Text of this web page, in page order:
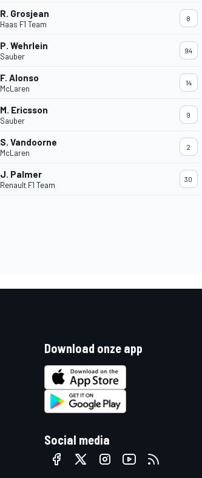
R. Grosjean
Haas F1 Team
8
P. Wehrlein
Sauber
94
F. Alonso
McLaren
14
M. Ericsson
Sauber
9
S. Vandoorne
McLaren
2
J. Palmer
Renault F1 Team
30
Download onze app
Social media